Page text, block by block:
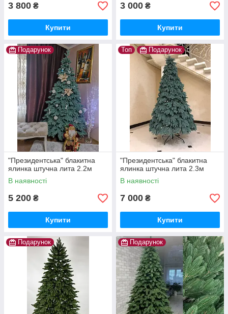
3 800 ₴
Купити
3 000 ₴
Купити
Подарунок
"Президентська" блакитна
ялинка штучна лита 2.2м
В наявності
5 200 ₴
Купити
Топ Подарунок
"Президентська" блакитна
ялинка штучна лита 2.3м
В наявності
7 000 ₴
Купити
Подарунок Подарунок